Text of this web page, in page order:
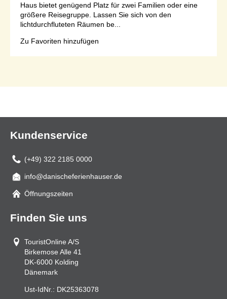
Haus bietet genügend Platz für zwei Familien oder eine
größere Reisegruppe. Lassen Sie sich von den
lichtdurchfluteten Räumen be...
Zu Favoriten hinzufügen
Kundenservice
(+49) 322 2185 0000
Mail
info@danischeferienhauser.de
Öffnungszeiten
Finden Sie uns
TouristOnline A/S
Birkemose Alle 41
DK-6000 Kolding
Dänemark
Ust-IdNr.: DK25363078